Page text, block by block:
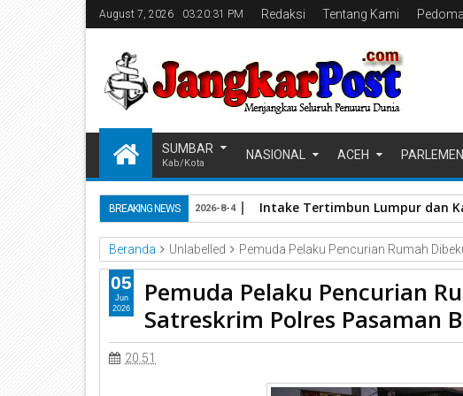
August 7, 2026 03:20:32 PM Redaksi Tentang Kami
SUMBAR
Kab/Kota
NASIONAL ACEH PARLEMEN
BREAKING NEWS Intake Tertimbun Lumpur dan
2026-8-4
Beranda Unlabelled Pemuda Pelaku Pencurian Rumah
Pemuda Pelaku Pencurian
Satreskrim Polres Pasaman
20.51
05
Jun
2026